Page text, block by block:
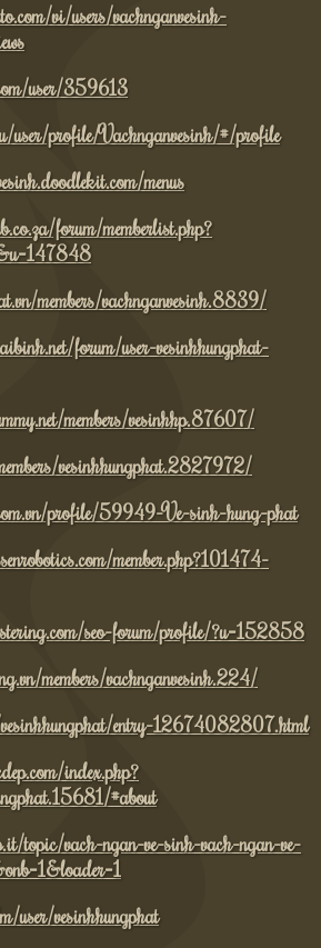
vi/users/vachnganvesinh-
user/359613
profile/Vachnganvesinh/#/profile
menus
forum/memberlist.php?
members/vachnganvesinh.8839/
forum/user-vesinhhungphat-
members/vesinhhp.87607/
vesinhhungphat.2827972/
profile/59949-Ve-sinh-hung-phat
member.php?101474-
seo-forum/profile/?u=152858
members/vachnganvesinh.224/
entry-12674082807.html
index.php?
#about
topic/vach-ngan-ve-sinh-vach-ngan-ve-
user/vesinhhungphat